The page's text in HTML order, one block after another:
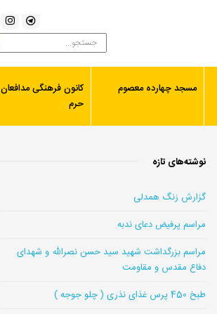
مسجد چهارده معصوم
کانون فرهنگی مدافعان
حرم
نوشته‌های تازه
گزارش زنگ همدلی
مراسم پرفیض دعای ندبه
مراسم بزرگداشت شهید سید حسن نصرالله و شهدای
دفاع مقدس و مقاومت
طبخ 450 پرس غذای نذری ( چلو جوجه )